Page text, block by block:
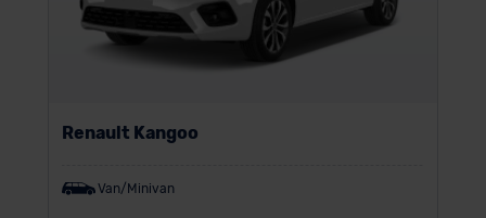
Renault Kangoo
Van/Minivan